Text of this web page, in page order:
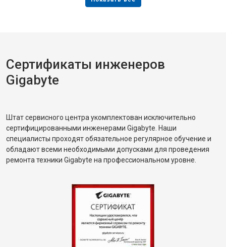
Сертификаты инженеров
Gigabyte
Штат сервисного центра укомплектован исключительно
сертифицированными инженерами Gigabyte. Наши
специалисты проходят обязательное регулярное обучение и
обладают всеми необходимыми допусками для проведения
ремонта техники Gigabyte на профессиональном уровне.